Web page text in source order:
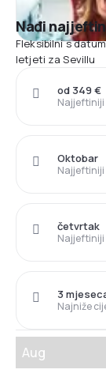
Nađi
Fleksibilni s
letjeti za Sevillu
od 349 €
Najjeftiniji
Oktobar
četvrtak
Najniže
3
Aug